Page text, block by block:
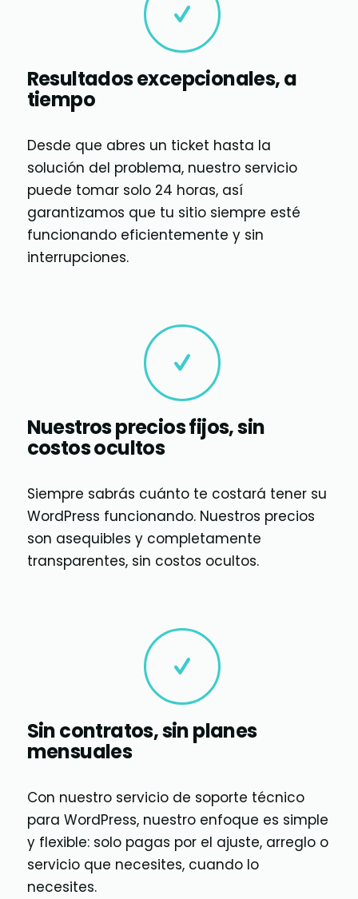
Resultados excepcionales, a
tiempo
Desde que abres un ticket hasta la
solución del problema, nuestro servicio
puede tomar solo 24 horas, así
garantizamos que tu sitio siempre esté
funcionando eficientemente y sin
interrupciones.
Nuestros precios fijos, sin
costos ocultos
Siempre sabrás cuánto te costará tener su
WordPress funcionando. Nuestros precios
son asequibles y completamente
transparentes, sin costos ocultos.
Sin contratos, sin planes
mensuales
Con nuestro servicio de soporte técnico
para WordPress, nuestro enfoque es simple
y flexible: solo pagas por el ajuste, arreglo o
servicio que necesites, cuando lo
necesites.